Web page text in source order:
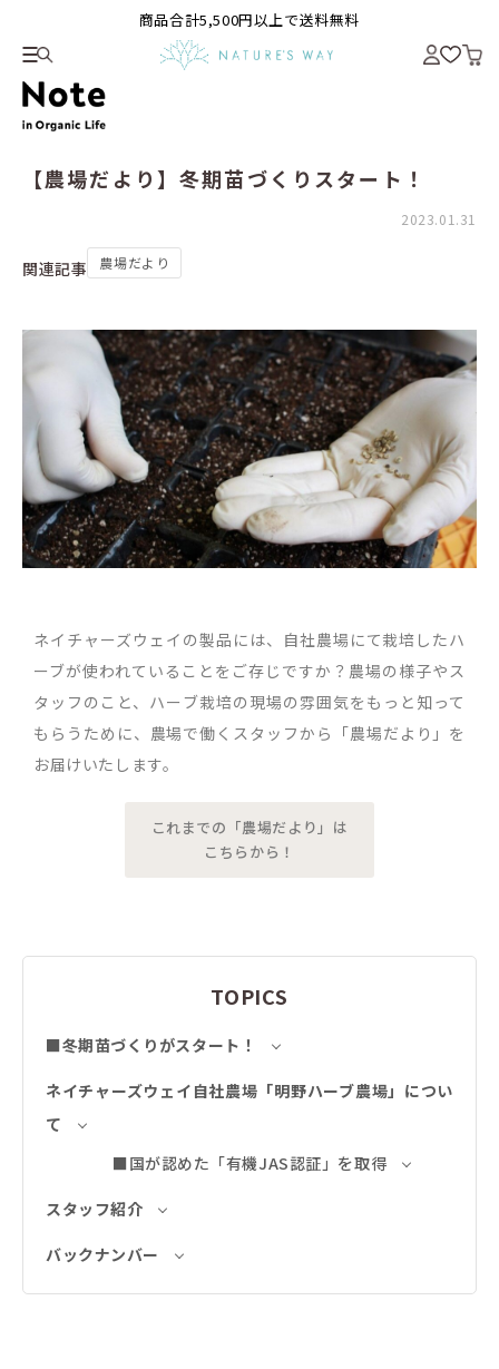
商品合計5,500円以上で送料無料
【農場だより】冬期苗づくりスタート！
2023.01.31
関連記事 農場だより
ネイチャーズウェイの製品には、自社農場にて栽培したハ
ーブが使われていることをご存じですか？農場の様子やス
タッフのこと、ハーブ栽培の現場の雰囲気をもっと知って
もらうために、農場で働くスタッフから「農場だより」を
お届けいたします。
これまでの「農場だより」は
こちらから！
TOPICS
■冬期苗づくりがスタート！
ネイチャーズウェイ自社農場「明野ハーブ農場」につい
て
■国が認めた「有機JAS認証」を取得
スタッフ紹介
バックナンバー